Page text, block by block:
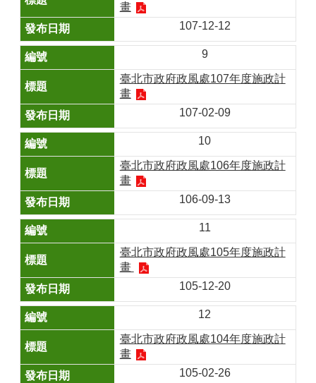
畫
107-12-12
9
臺北市政府政風處107年度施政計
畫
107-02-09
10
臺北市政府政風處106年度施政計
畫
106-09-13
11
臺北市政府政風處105年度施政計
畫
105-12-20
12
臺北市政府政風處104年度施政計
畫
105-02-26